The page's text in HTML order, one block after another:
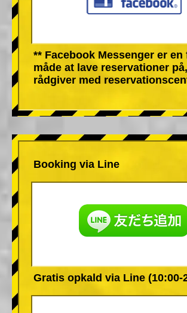
** Facebook Messenger er
måde at lave reservationer
rådgiver med
Booking via Line
Gratis opkald via Line (10:00-